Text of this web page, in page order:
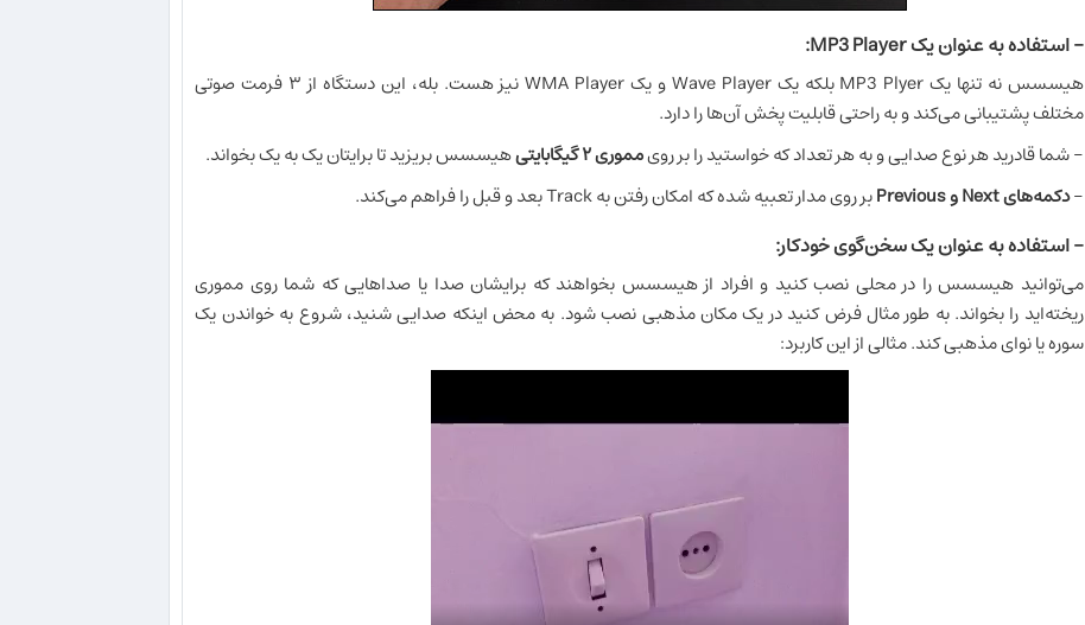
- استفاده به عنوان یک MP3 Player:
هیسسس نه تنها یک MP3 Plyer بلکه یک Wave Player و یک WMA Player نیز هست. بله، این دستگاه از ۳ فرمت صوتی
مختلف پشتیبانی می‌کند و به راحتی قابلیت پخش آن‌ها را دارد.
- شما قادرید هر نوع صدایی و به هر تعداد که خواستید را بر رویمموری ۲ گیگابایتی
هیسسس بریزید تا برایتان یک به یک بخواند.
-دکمه‌های Next و Previous بر روی مدار تعبیه شده که امکان رفتن به Track بعد و قبل را فراهم می‌کند.
- استفاده به عنوان یک سخن‌گوی خودکار:
می‌توانید هیسسس را در محلی نصب کنید و افراد از هیسسس بخواهند که برایشان صدا یا صداهایی که شما روی مموری
ریخته‌اید را بخواند. به طور مثال فرض کنید در یک مکان مذهبی نصب شود. به محض اینکه صدایی شنید، شروع به خواندن یک
سوره یا نوای مذهبی کند. مثالی از این کاربرد: